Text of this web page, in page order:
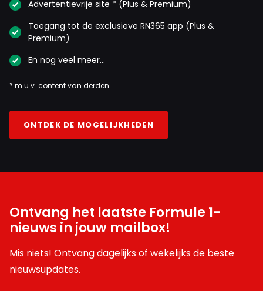
Advertentievrije site * (Plus & Premium)
Toegang tot de exclusieve RN365 app (Plus &
Premium)
En nog veel meer…
* m.u.v. content van derden
ONTDEK DE MOGELIJKHEDEN
Ontvang het laatste Formule 1-
nieuws in jouw mailbox!
Mis niets! Ontvang dagelijks of wekelijks de beste
nieuwsupdates.